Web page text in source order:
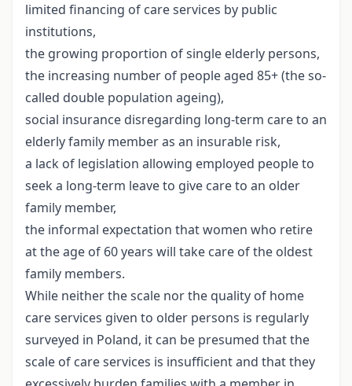
limited financing of care services by public
institutions,
the growing proportion of single elderly persons,
the increasing number of people aged 85+ (the so-
called double population ageing),
social insurance disregarding long-term care to an
elderly family member as an insurable risk,
a lack of legislation allowing employed people to
seek a long-term leave to give care to an older
family member,
the informal expectation that women who retire
at the age of 60 years will take care of the oldest
family members.
While neither the scale nor the quality of home
care services given to older persons is regularly
surveyed in Poland, it can be presumed that the
scale of care services is insufficient and that they